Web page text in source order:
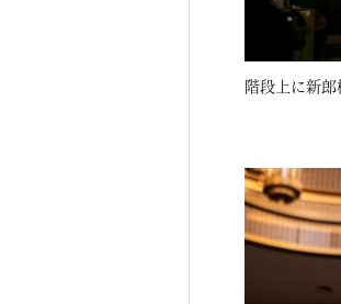
階段上に新